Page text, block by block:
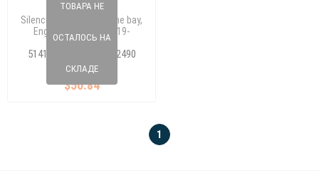
ТОВАРА НЕ
ОСТАЛОСЬ НА
СКЛАДЕ
Silencing material, Engine bay,
Engine cover Corolla 19-
(PLASTIC)
$50.84
5141002380 / 5141002490
/5144102640
1